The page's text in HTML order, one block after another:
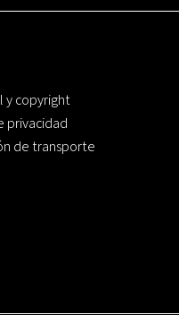
y copyright
privacidad
de transporte